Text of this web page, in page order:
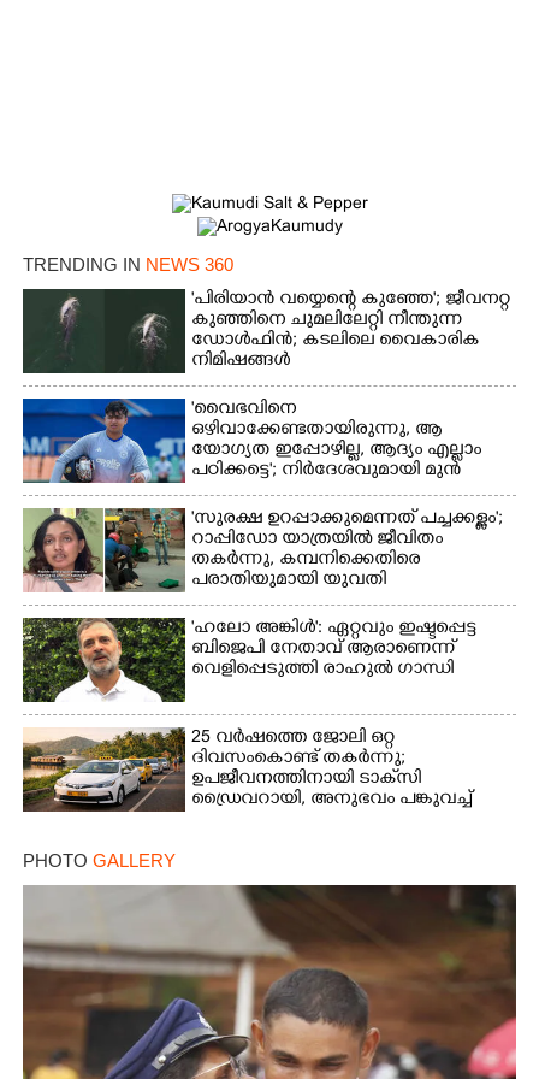
TRENDING IN NEWS 360
'പിരിയാൻ വയ്യെന്റെ കുഞ്ഞേ'; ജീവനറ്റ
കുഞ്ഞിനെ ചുമലിലേറ്റി നീന്തുന്ന
ഡോൾഫിൻ; കടലിലെ വൈകാരിക
നിമിഷങ്ങൾ
'വൈഭവിനെ
ഒഴിവാക്കേണ്ടതായിരുന്നു,​ ആ
യോഗ്യത ഇപ്പോഴില്ല, ആദ്യം എല്ലാം
പഠിക്കട്ടെ'; നിർദേശവുമായി മുൻ
ക്രിക്കറ്റ് താരം
'സുരക്ഷ ഉറപ്പാക്കുമെന്നത് പച്ചക്കള്ളം';
റാപ്പിഡോ യാത്രയിൽ ജീവിതം
തകർന്നു, കമ്പനിക്കെതിരെ
പരാതിയുമായി യുവതി
'ഹലോ അങ്കിൾ': ഏറ്റവും ഇഷ്ടപ്പെട്ട
ബിജെപി നേതാവ് ആരാണെന്ന്
വെളിപ്പെടുത്തി രാഹുൽ ഗാന്ധി
25 വർഷത്തെ ജോലി ഒറ്റ
ദിവസംകൊണ്ട് തകർന്നു;
ഉപജീവനത്തിനായി ടാക്‌സി
ഡ്രൈവറായി,​ അനുഭവം പങ്കുവച്ച്
PHOTO GALLERY